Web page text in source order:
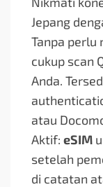
Jepang
Tanpa perlu
cukup scan
Anda.
atau
Aktif: eSIM
setelah
di catatan